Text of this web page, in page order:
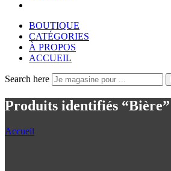
BOUTIQUE
CATÉGORIES
À PROPOS
ACCUEIL
Search here
Produits identifiés “Bière”
Accueil